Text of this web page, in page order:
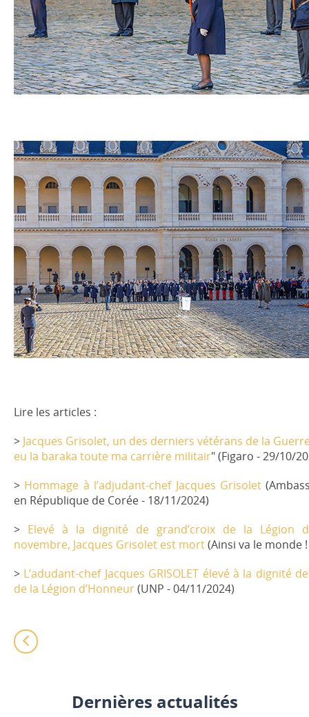
Lire les articles :
> Jacques Grisolet, un des derniers vétérans de la
eu la baraka toute ma carrière militair" (Figaro - 29/10/
> Hommage à l’adjudant-chef Jacques Grisolet
en République de Corée - 18/11/2024)
> Elevé à la dignité de grand’croix de la Légion
novembre, Jacques Grisolet est mort(Ainsi va le monde
> L’adudant-chef Jacques GRISOLET élevé à la dignité
de la Légion d’Honneur(UNP - 04/11/2024)
Dernières actualités